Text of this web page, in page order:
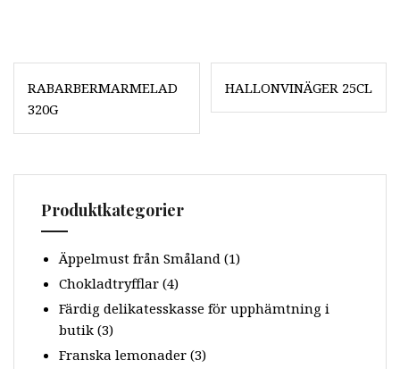
Inläggsnavigering
RABARBERMARMELAD
320G
HALLONVINÄGER 25CL
Produktkategorier
Äppelmust från Småland (1)
Chokladtryfflar (4)
Färdig delikatesskasse för upphämtning i
butik (3)
Franska lemonader (3)